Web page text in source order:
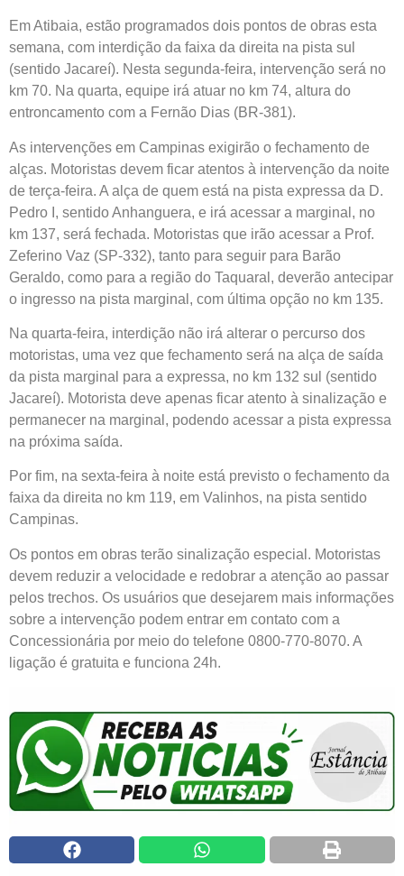
Em Atibaia, estão programados dois pontos de obras esta
semana, com interdição da faixa da direita na pista sul
(sentido Jacareí). Nesta segunda-feira, intervenção será no
km 70. Na quarta, equipe irá atuar no km 74, altura do
entroncamento com a Fernão Dias (BR-381).
As intervenções em Campinas exigirão o fechamento de
alças. Motoristas devem ficar atentos à intervenção da noite
de terça-feira. A alça de quem está na pista expressa da D.
Pedro I, sentido Anhanguera, e irá acessar a marginal, no
km 137, será fechada. Motoristas que irão acessar a Prof.
Zeferino Vaz (SP-332), tanto para seguir para Barão
Geraldo, como para a região do Taquaral, deverão antecipar
o ingresso na pista marginal, com última opção no km 135.
Na quarta-feira, interdição não irá alterar o percurso dos
motoristas, uma vez que fechamento será na alça de saída
da pista marginal para a expressa, no km 132 sul (sentido
Jacareí). Motorista deve apenas ficar atento à sinalização e
permanecer na marginal, podendo acessar a pista expressa
na próxima saída.
Por fim, na sexta-feira à noite está previsto o fechamento da
faixa da direita no km 119, em Valinhos, na pista sentido
Campinas.
Os pontos em obras terão sinalização especial. Motoristas
devem reduzir a velocidade e redobrar a atenção ao passar
pelos trechos. Os usuários que desejarem mais informações
sobre a intervenção podem entrar em contato com a
Concessionária por meio do telefone 0800-770-8070. A
ligação é gratuita e funciona 24h.